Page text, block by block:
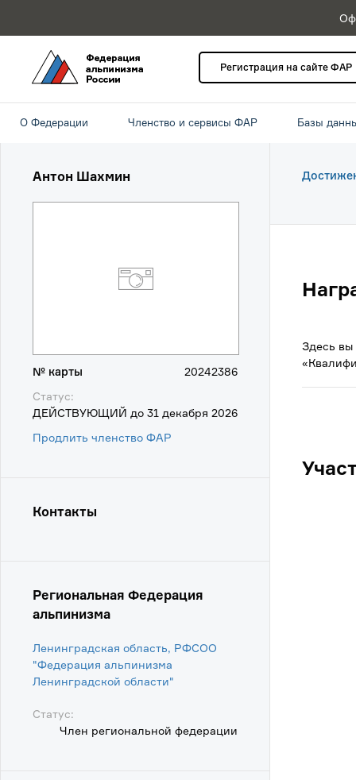
Регистрация на сайте ФАР
О Федерации Членство и сервисы ФАР Базы
Антон Шахмин
№ карты
20242386
Статус:
ДЕЙСТВУЮЩИЙ до 31 декабря 2026
Продлить членство ФАР
Контакты
Региональная Федерация
альпинизма
Ленинградская область, РФСОО
"Федерация альпинизма
Ленинградской области"
Статус:
Член региональной федерации
Здесь вы